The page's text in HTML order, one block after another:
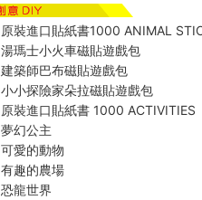
原裝進口貼紙書1000 ANIMAL
湯瑪士小火車磁貼遊戲包
建築師巴布磁貼遊戲包
小小探險家朵拉磁貼遊戲包
原裝進口貼紙書 1000 ACTIVITIES
夢幻公主
可愛的動物
有趣的農場
恐龍世界